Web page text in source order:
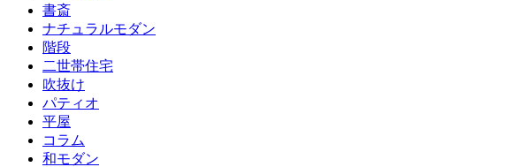
書斎
ナチュラルモダン
階段
二世帯住宅
吹抜け
パティオ
平屋
コラム
和モダン